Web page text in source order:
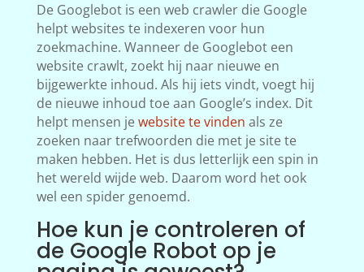
De Googlebot is een web crawler die Google
helpt websites te indexeren voor hun
zoekmachine. Wanneer de Googlebot een
website crawlt, zoekt hij naar nieuwe en
bijgewerkte inhoud. Als hij iets vindt, voegt hij
de nieuwe inhoud toe aan Google’s index. Dit
helpt mensen jewebsite te vinden als ze
zoeken naar trefwoorden die met je site te
maken hebben. Het is dus letterlijk een spin in
het wereld wijde web. Daarom word het ook
wel een spider genoemd.
Hoe kun je controleren of
de Google Robot op je